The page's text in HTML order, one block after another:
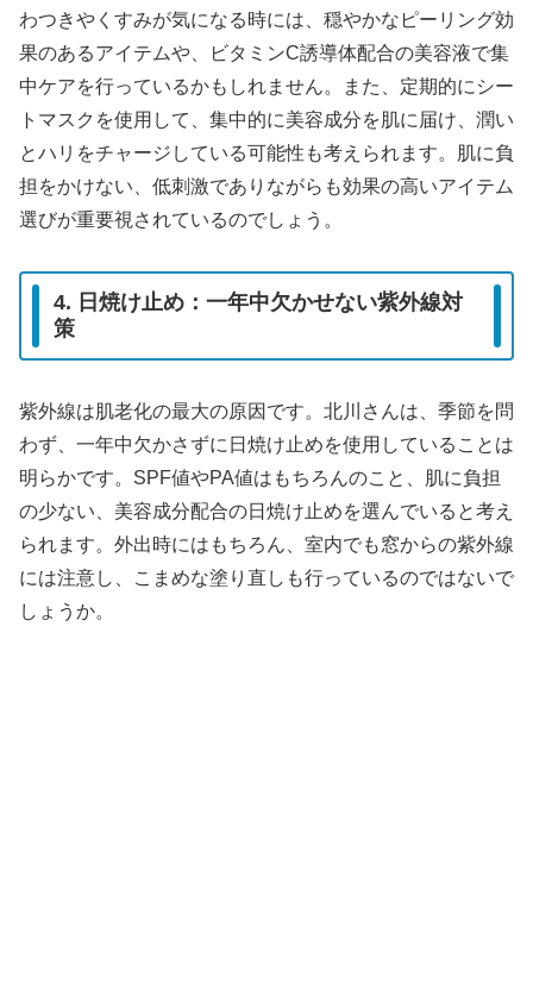
わつきやくすみが気になる時には、穏やかなピーリング効
果のあるアイテムや、ビタミンC誘導体配合の美容液で集
中ケアを行っているかもしれません。また、定期的にシー
トマスクを使用して、集中的に美容成分を肌に届け、潤い
とハリをチャージしている可能性も考えられます。肌に負
担をかけない、低刺激でありながらも効果の高いアイテム
選びが重要視されているのでしょう。
4. 日焼け止め：一年中欠かせない紫外線対
策
紫外線は肌老化の最大の原因です。北川さんは、季節を問
わず、一年中欠かさずに日焼け止めを使用していることは
明らかです。SPF値やPA値はもちろんのこと、肌に負担
の少ない、美容成分配合の日焼け止めを選んでいると考え
られます。外出時にはもちろん、室内でも窓からの紫外線
には注意し、こまめな塗り直しも行っているのではないで
しょうか。